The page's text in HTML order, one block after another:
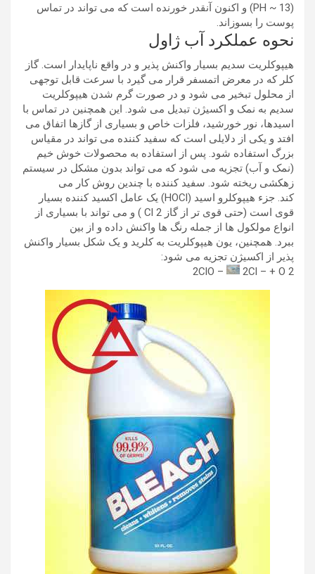
(PH ~ 13) و اکنون آنقدر خورنده است که می تواند در تماس
پوست را بسوزاند.
نحوه عملکرد آب ژاول
هیپوکلریت سدیم بسیار واکنش پذیر و در واقع ناپایدار است. گاز
کلر که در معرض اتمسفر قرار می گیرد با سرعت قابل توجهی
از محلول تبخیر می شود و در صورت گرم شدن هیپوکلریت
سدیم به نمک و اکسیژن تبدیل می شود. این همچنین در تماس با
اسیدها، نور خورشید، فلزات خاص و بسیاری از گازها اتفاق می
افتد و یکی از دلایلی است که سفید کننده می تواند در مقیاس
بزرگ استفاده شود. پس از استفاده به محصولات خوش خیم
(نمک و آب) تجزیه می شود که می تواند بدون مشکل در سیستم
زهکشی ریخته شود. سفید کننده با چندین روش کار می
کند. جزء هیپوکلرو اسید (HOCl) یک عامل اکسید کننده بسیار
قوی است (حتی قوی تر از گاز Cl 2 ) و می تواند با بسیاری از
انواع مولکول ها از جمله رنگ ها واکنش داده و از بین
ببرد. همچنین، یون هیپوکلریت به کلرید و یک شکل بسیار واکنش
پذیر از اکسیژن تجزیه می شود:
2ClO –
2Cl – + O 2